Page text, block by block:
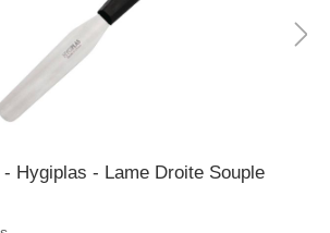
- Hygiplas - Lame Droite Souple